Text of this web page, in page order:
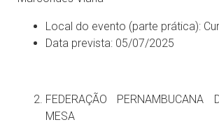
Local do evento (parte prática):
Data prevista: 05/07/2025
FEDERAÇÃO
MESA